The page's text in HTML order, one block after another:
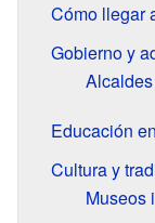
Cómo llegar
Gobierno y
Educación
Cultura y
Museos